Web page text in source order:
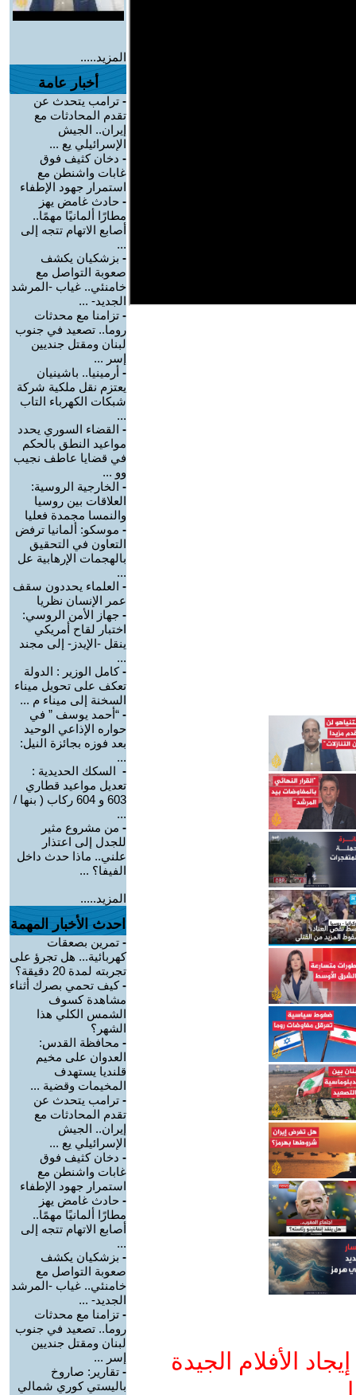
الأفلام الجيدة
المزيد.....
أخبار عامة
- ترامب يتحدث عن
تقدم المحادثات مع
إيران.. الجيش
الإسرائيلي يع ...
- دخان كثيف فوق
غابات واشنطن مع
استمرار جهود الإطفاء
- حادث غامض يهز
مطارًا ألمانيًا مهمًا..
أصابع الاتهام تتجه إلى
...
- بزشكيان يكشف
صعوبة التواصل مع
خامنئي.. غياب -المرشد
الجديد- ...
- تزامنا مع محدثات
روما.. تصعيد في جنوب
لبنان ومقتل جنديين
إسر ...
- أرمينيا.. باشينيان
يعتزم نقل ملكية شركة
شبكات الكهرباء التاب
...
- القضاء السوري يحدد
مواعيد النطق بالحكم
في قضايا عاطف نجيب
وو ...
- الخارجية الروسية:
العلاقات بين روسيا
والنمسا مجمدة فعليا
- موسكو: ألمانيا ترفض
التعاون في التحقيق
بالهجمات الإرهابية عل
...
- العلماء يحددون سقف
عمر الإنسان نظريا
- جهاز الأمن الروسي:
اختبار لقاح أمريكي
ينقل -الإيدز- إلى مجند
...
-كامل الوزير : الدولة
تعكف على تحويل ميناء
السخنة إلى ميناء م ...
- “أحمد يوسف ” في
حواره الإذاعي الوحيد
بعد فوزه بجائزة النيل:
...
- السكك الحديدية :
تعديل مواعيد قطاري
603 و 604 ركاب ( بنها /
...
- من مشروع مثير
للجدل إلى اعتذار
علني.. ماذا حدث داخل
الفيفا؟ ...
المزيد.....
احدث الأخبار المهمة
- تمرين بصعقات
كهربائية... هل تجرؤ على
تجربته لمدة 20 دقيقة؟
-كيف تحمي بصرك أثناء
مشاهدة كسوف
الشمس الكلي هذا
الشهر؟
- محافظة القدس:
العدوان على مخيم
قلنديا يستهدف
المخيمات وقضية ...
- ترامب يتحدث عن
تقدم المحادثات مع
إيران.. الجيش
الإسرائيلي يع ...
- دخان كثيف فوق
غابات واشنطن مع
استمرار جهود الإطفاء
- حادث غامض يهز
مطارًا ألمانيًا مهمًا..
أصابع الاتهام تتجه إلى
...
- بزشكيان يكشف
صعوبة التواصل مع
خامنئي.. غياب -المرشد
الجديد- ...
- تزامنا مع محدثات
روما.. تصعيد في جنوب
لبنان ومقتل جنديين
إسر ...
- تقارير: صاروخ
باليستي كوري شمالي